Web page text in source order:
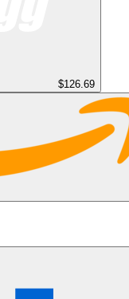
$126.69